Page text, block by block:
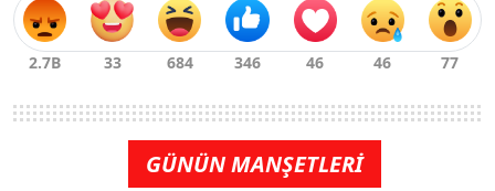
GÜNÜN MANŞETLERİ